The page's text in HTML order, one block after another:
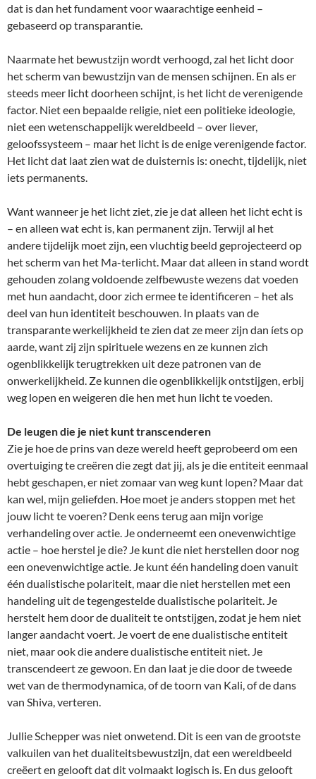
dat is dan het fundament voor waarachtige eenheid –
gebaseerd op transparantie.
Naarmate het bewustzijn wordt verhoogd, zal het licht door
het scherm van bewustzijn van de mensen schijnen. En als er
steeds meer licht doorheen schijnt, is het licht de verenigende
factor. Niet een bepaalde religie, niet een politieke ideologie,
niet een wetenschappelijk wereldbeeld – over liever,
geloofssysteem – maar het licht is de enige verenigende factor.
Het licht dat laat zien wat de duisternis is: onecht, tijdelijk, niet
iets permanents.
Want wanneer je het licht ziet, zie je dat alleen het licht echt is
– en alleen wat echt is, kan permanent zijn. Terwijl al het
andere tijdelijk moet zijn, een vluchtig beeld geprojecteerd op
het scherm van het Ma-terlicht. Maar dat alleen in stand wordt
gehouden zolang voldoende zelfbewuste wezens dat voeden
met hun aandacht, door zich ermee te identificeren – het als
deel van hun identiteit beschouwen. In plaats van de
transparante werkelijkheid te zien dat ze meer zijn dan íets op
aarde, want zij zijn spirituele wezens en ze kunnen zich
ogenblikkelijk terugtrekken uit deze patronen van de
onwerkelijkheid. Ze kunnen die ogenblikkelijk ontstijgen, erbij
weg lopen en weigeren die hen met hun licht te voeden.
De leugen die je niet kunt transcenderen
Zie je hoe de prins van deze wereld heeft geprobeerd om een
overtuiging te creëren die zegt dat jij, als je die entiteit eenmaal
hebt geschapen, er niet zomaar van weg kunt lopen? Maar dat
kan wel, mijn geliefden. Hoe moet je anders stoppen met het
jouw licht te voeren? Denk eens terug aan mijn vorige
verhandeling over actie. Je onderneemt een onevenwichtige
actie – hoe herstel je die? Je kunt die niet herstellen door nog
een onevenwichtige actie. Je kunt één handeling doen vanuit
één dualistische polariteit, maar die niet herstellen met een
handeling uit de tegengestelde dualistische polariteit. Je
herstelt hem door de dualiteit te ontstijgen, zodat je hem niet
langer aandacht voert. Je voert de ene dualistische entiteit
niet, maar ook die andere dualistische entiteit niet. Je
transcendeert ze gewoon. En dan laat je die door de tweede
wet van de thermodynamica, of de toorn van Kali, of de dans
van Shiva, verteren.
Jullie Schepper was niet onwetend. Dit is een van de grootste
valkuilen van het dualiteitsbewustzijn, dat een wereldbeeld
creëert en gelooft dat dit volmaakt logisch is. En dus gelooft